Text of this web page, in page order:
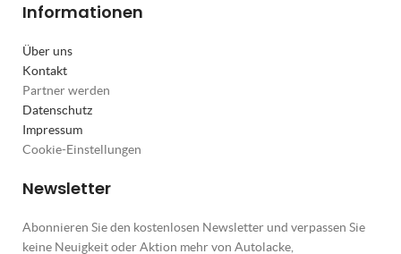
Informationen
Über uns
Kontakt
Partner werden
Datenschutz
Impressum
Cookie-Einstellungen
Newsletter
Abonnieren Sie den kostenlosen Newsletter und verpassen Sie
keine Neuigkeit oder Aktion mehr von Autolacke,